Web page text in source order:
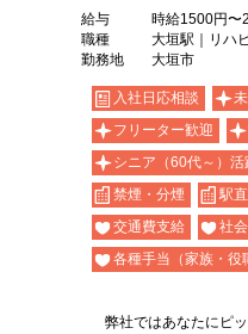
給与
時給1500円〜
職種
大垣駅｜リハ
勤務地
大垣市
入社日応相談
フリーター歓迎
シニア（60代～）活
禁煙・分煙
駅
交通費支給
社
各種手当（家族・役
弊社ではあなたにピ